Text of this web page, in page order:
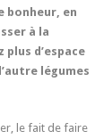
bonheur, en
à la
d’espace
légumes
le fait de faire